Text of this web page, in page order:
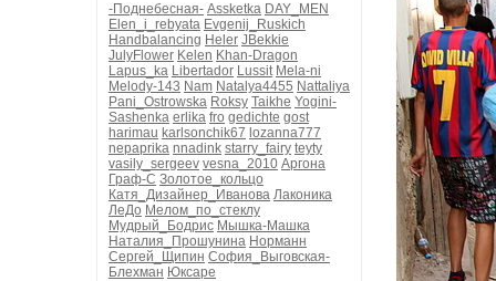
-Поднебесная- Assketka DAY_MEN
Elen_i_rebyata Evgenij_Ruskich
Handbalancing Heler JBekkie
JulyFlower Kelen Khan-Dragon
Lapus_ka Libertador Lussit Mela-ni
Melody-143 Nam Natalya4455 Nattaliya
Pani_Ostrowska Roksy Taikhe Yogini-
Sashenka erlika fro gedichte gost
harimau karlsonchik67 lozanna777
nepaprika nnadink starry_fairy teyty
vasily_sergeev vesna_2010 Аргона
Граф-С Золотое_кольцо
Катя_Дизайнер_Иванова Лаконика
ЛеДо Мелом_по_стеклу
Мудрый_Бодрис Мышка-Машка
Наталия_Прошунина Норманн
Сергей_Щипин София_Выговская-
Блехман Юксаре